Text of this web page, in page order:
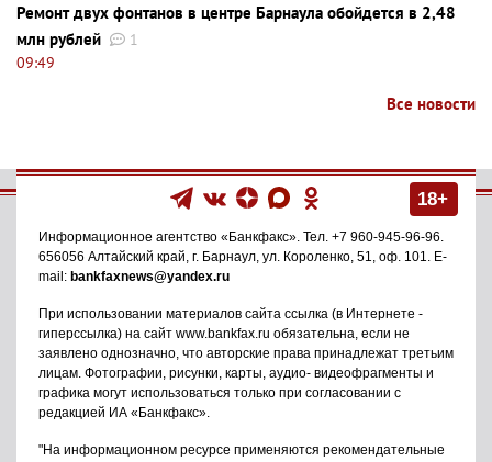
Ремонт двух фонтанов в центре Барнаула обойдется в 2,48
млн рублей
1
09:49
Все новости
18+
Информационное агентство «Банкфакс» . Тел. +7 960-945-96-96
656056 Алтайский край, г. Барнаул ул. Короленко, 51, оф. 101
. E-
mail: bankfaxnews@yandex.ru
При использовании материалов сайта ссылка (в Интернете -
гиперссылка) на сайт www.bankfax.ru обязательна, если не
заявлено однозначно, что авторские права принадлежат третьим
лицам. Фотографии, рисунки, карты, аудио- видеофрагменты и
графика могут использоваться только при согласовании с
редакцией ИА «Банкфакс».
"На информационном ресурсе применяются рекомендательные